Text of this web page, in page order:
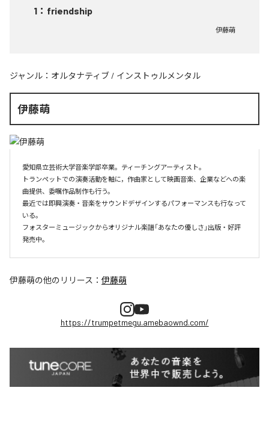
1 ： friendship
伊藤萌
ジャンル： オルタナティブ / インストゥルメンタル
伊藤萌
愛知県立芸術大学音楽学部卒業。ティーチングアーティスト。
トランペットでの演奏活動を軸に，作曲家として映画音楽、企業などへの楽
曲提供、委嘱作品制作も行う。
最近では即興演奏・音楽をサウンドデザインするパフォーマンスも行なって
いる。
フォスターミュージックからオリジナル楽譜「あなたの優しさ」出版・好評
伊藤萌の他のリリース： 伊藤萌
https://trumpetmegu.amebaownd.com/